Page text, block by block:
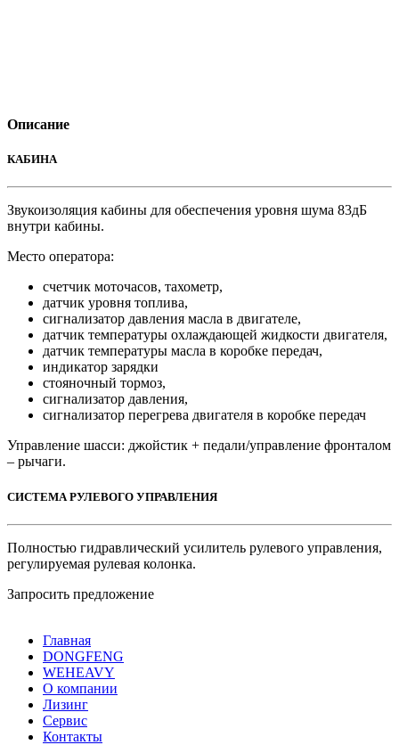
Описание
КАБИНА
Звукоизоляция кабины для обеспечения уровня шума 83дБ
внутри кабины.
Место оператора:
счетчик моточасов, тахометр,
датчик уровня топлива,
сигнализатор давления масла в двигателе,
датчик температуры охлаждающей жидкости двигателя,
датчик температуры масла в коробке передач,
индикатор зарядки
стояночный тормоз,
сигнализатор давления,
сигнализатор перегрева двигателя в коробке передач
Управление шасси: джойстик + педали/управление фронталом
– рычаги.
СИСТЕМА РУЛЕВОГО УПРАВЛЕНИЯ
Полностью гидравлический усилитель рулевого управления,
регулируемая рулевая колонка.
Запросить предложение
Главная
DONGFENG
WEHEAVY
О компании
Лизинг
Сервис
Контакты